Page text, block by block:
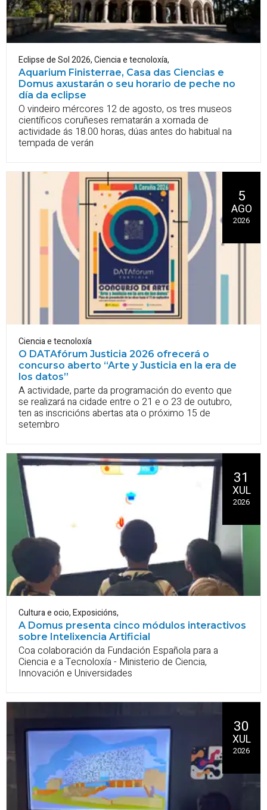
Eclipse de Sol 2026,Ciencia e tecnoloxía,
Aquarium Finisterrae, Casa das Ciencias e
Domus axustarán o seu horario de peche no
día da eclipse
O vindeiro mércores 12 de agosto, os tres museos
científicos coruñeses rematarán a xornada de
actividade ás 18.00 horas, dúas antes do habitual na
tempada de verán
Ciencia e tecnoloxía
O DATAfórum Justicia 2026 ofrecerá o
concurso aberto “Arte y Justicia en la era de
los datos”
5
AGO
2026
A actividade, parte da programación do evento que
se realizará na cidade entre o 21 e o 23 de outubro,
ten as inscricións abertas ata o próximo 15 de
setembro
Cultura e ocio,Exposicións,
A Domus presenta cinco módulos interactivos
sobre Intelixencia Artificial
31
XUL
2026
Coa colaboración da Fundación Española para a
Ciencia e a Tecnoloxía - Ministerio de Ciencia,
Innovación e Universidades
30
XUL
2026